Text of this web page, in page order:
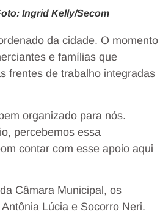
Ingrid Kelly/Secom
da cidade. O momento
e famílias que
frentes de trabalho integradas
organizado para nós.
percebemos essa
contar com esse apoio aqui
Câmara Municipal, os
Lúcia e Socorro Neri.